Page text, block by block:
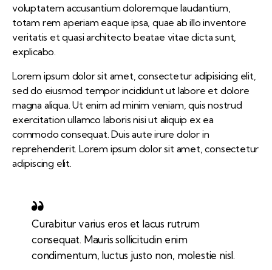
voluptatem accusantium doloremque laudantium,
totam rem aperiam eaque ipsa, quae ab illo inventore
veritatis et quasi architecto beatae vitae dicta sunt,
explicabo.
Lorem ipsum dolor sit amet, consectetur adipisicing elit,
sed do eiusmod tempor incididunt ut labore et dolore
magna aliqua. Ut enim ad minim veniam, quis nostrud
exercitation ullamco laboris nisi ut aliquip ex ea
commodo consequat. Duis aute irure dolor in
reprehenderit. Lorem ipsum dolor sit amet, consectetur
adipiscing elit.
Curabitur varius eros et lacus rutrum
consequat. Mauris sollicitudin enim
condimentum, luctus justo non, molestie nisl.